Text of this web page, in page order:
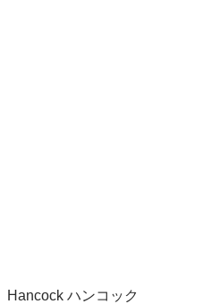
Hancock ハンコック